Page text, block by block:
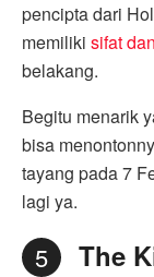
pencipta dari
memiliki sifat
belakang.
Begitu menarik
bisa
tayang pada 7
lagi ya.
5 The